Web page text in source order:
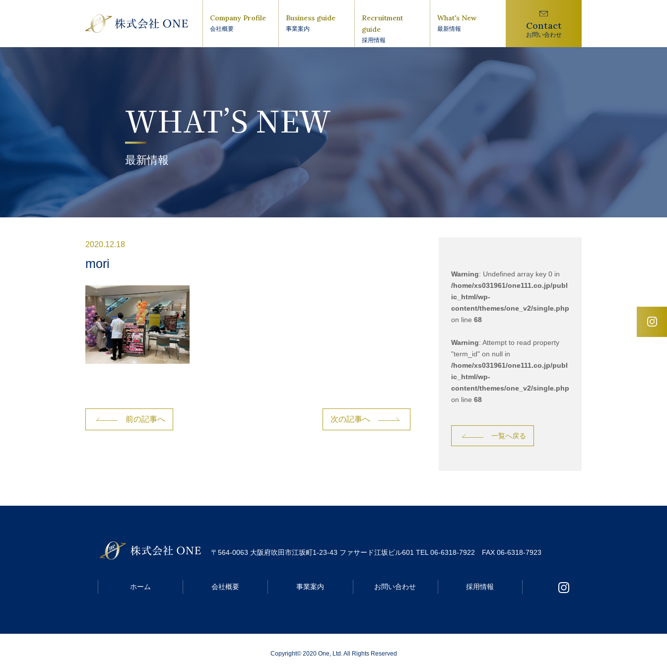
Company Profile
会社概要
Business guide
事業案内
Recruitment
guide
採用情報
What's New
最新情報 Contact
お問い合わせ
WHAT’S NEW
最新情報
2020.12.18
mori
前の記事へ 次の記事へ
Warning: Undefined array key 0 in
/home/xs031961/one111.co.jp/publ
ic_html/wp-
content/themes/one_v2/single.php
on line 68
Warning: Attempt to read property
"term_id" on null in
/home/xs031961/one111.co.jp/publ
ic_html/wp-
content/themes/one_v2/single.php
on line 68
一覧へ戻る
〒564-0063 大阪府吹田市江坂町1-23-43 ファサード江坂ビル601 TEL 06-6318-7922 FAX 06-6318-7923
ホーム 会社概要 事業案内 お問い合わせ 採用情報
Copyright© 2020 One, Ltd. All Rights Reserved